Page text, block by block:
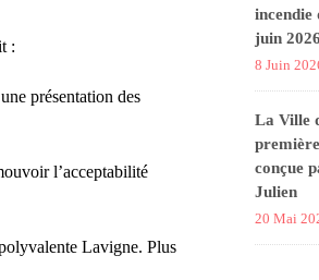
:
présentation des
l’acceptabilité
Lavigne. Plus
incendie
juin 2026
8 Juin
La Ville
conçue
Julien
20 Mai